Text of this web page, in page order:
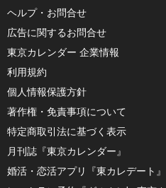
ヘルプ・お問合せ
広告に関するお問合せ
東京カレンダー 企業情報
利用規約
個人情報保護方針
著作権・免責事項について
特定商取引法に基づく表示
月刊誌『東京カレンダー』
婚活・恋活アプリ『東カレデート』